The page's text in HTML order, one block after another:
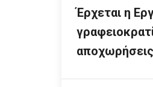
Έρχεται η
αποχωρήσεις